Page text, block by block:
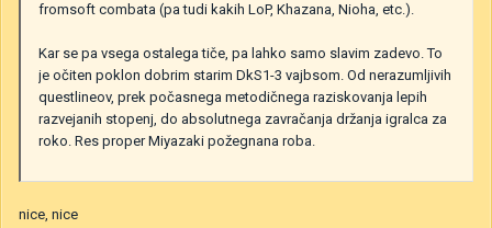
fromsoft combata (pa tudi kakih LoP, Khazana, Nioha, etc.).
Kar se pa vsega ostalega tiče, pa lahko samo slavim zadevo. To
je očiten poklon dobrim starim DkS1-3 vajbsom. Od nerazumljivih
questlineov, prek počasnega metodičnega raziskovanja lepih
razvejanih stopenj, do absolutnega zavračanja držanja igralca za
roko. Res proper Miyazaki požegnana roba.
nice, nice